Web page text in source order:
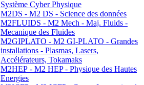
Système Cyber Physique
M2DS - M2 DS - Science des données
M2FLUIDS - M2 Mech - Maj. Fluids -
Mecanique des Fluides
M2GIPLATO - M2 GI-PLATO - Grandes
installations - Plasmas, Lasers,
Accélérateurs, Tokamaks
M2HEP - M2 HEP - Physique des Hautes
Energies